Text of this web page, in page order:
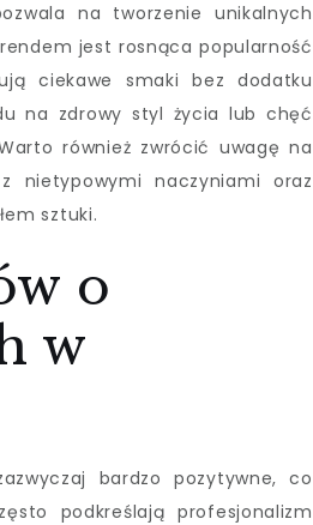
na tworzenie unikalnych
jest rosnąca popularność
ciekawe smaki bez dodatku
na zdrowy styl życia lub chęć
również zwrócić uwagę na
nietypowymi naczyniami oraz
sztuki.
o
w
bardzo pozytywne, co
podkreślają profesjonalizm